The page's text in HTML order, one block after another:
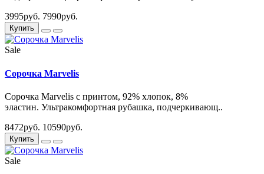
3995руб. 7990руб.
Купить
Sale
Сорочка Marvelis
Сорочка Marvelis с принтом, 92% хлопок, 8%
эластин. Ультракомфортная рубашка, подчеркивающ..
8472руб. 10590руб.
Купить
Sale